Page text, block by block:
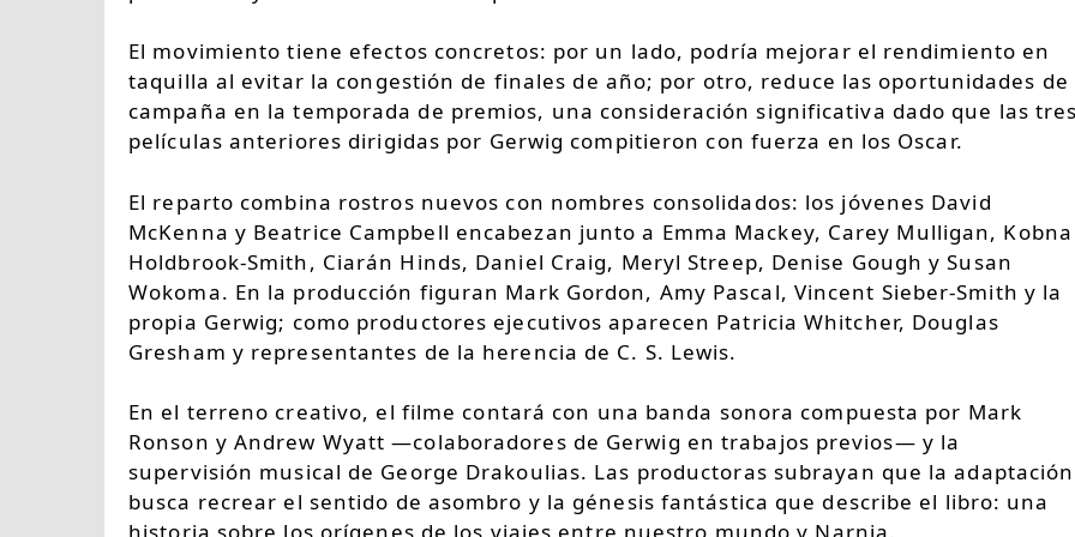
El movimiento tiene efectos concretos: por un lado, podría mejorar el rendimiento en
taquilla al evitar la congestión de finales de año; por otro, reduce las oportunidades de
campaña en la temporada de premios, una consideración significativa dado que las
películas anteriores dirigidas por Gerwig compitieron con fuerza en los Oscar.
El reparto combina rostros nuevos con nombres consolidados: los jóvenes David
McKenna y Beatrice Campbell encabezan junto a Emma Mackey, Carey Mulligan, Kobna
Holdbrook-Smith, Ciarán Hinds, Daniel Craig, Meryl Streep, Denise Gough y Susan
Wokoma. En la producción figuran Mark Gordon, Amy Pascal, Vincent Sieber-Smith y la
propia Gerwig; como productores ejecutivos aparecen Patricia Whitcher, Douglas
Gresham y representantes de la herencia de C. S. Lewis.
En el terreno creativo, el filme contará con una banda sonora compuesta por Mark
Ronson y Andrew Wyatt —colaboradores de Gerwig en trabajos previos— y la
supervisión musical de George Drakoulias. Las productoras subrayan que la adaptación
busca recrear el sentido de asombro y la génesis fantástica que describe el libro: una